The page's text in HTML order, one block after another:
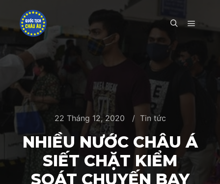
22 Tháng 12, 2020 Tin tức
NHIỀU NƯỚC CHÂU Á
SIẾT CHẶT KIỂM
SOÁT CHUYẾN BAY